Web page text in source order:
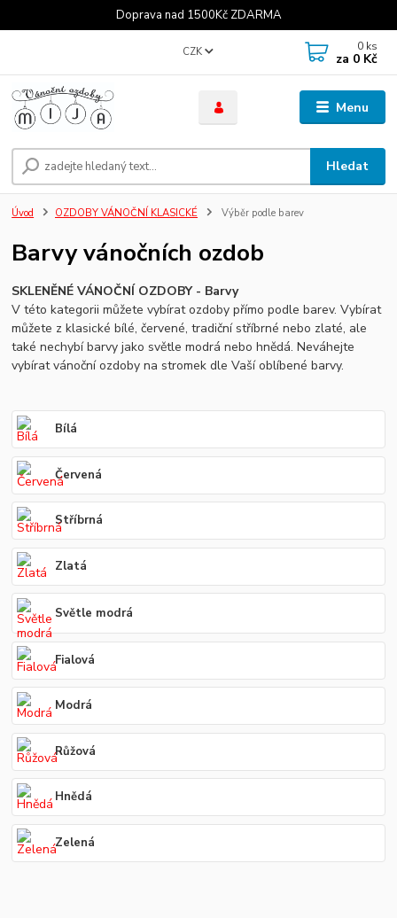
Doprava nad 1500Kč ZDARMA
Menu
CZK
Hledat
0 ks
za 0 Kč
Úvod OZDOBY VÁNOČNÍ KLASICKÉ Výběr podle barev
Barvy vánočních ozdob
SKLENĚNÉ VÁNOČNÍ OZDOBY - Barvy
V této kategorii můžete vybírat ozdoby přímo podle barev. Vybírat
můžete z klasické bílé, červené, tradiční stříbrné nebo zlaté, ale
také nechybí barvy jako světle modrá nebo hnědá. Neváhejte
vybírat vánoční ozdoby na stromek dle Vaší oblíbené barvy.
Bílá
Červená
Stříbrná
Zlatá
Světle modrá
Fialová
Modrá
Růžová
Hnědá
Zelená